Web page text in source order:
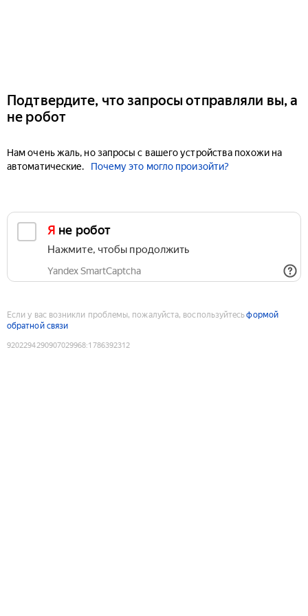
Подтвердите, что запросы отправляли вы, а
не робот
Нам очень жаль, но запросы с вашего устройства похожи на
автоматические.
Почему это могло произойти?
Я не робот
Нажмите, чтобы продолжить
Yandex SmartCaptcha
Если у вас возникли проблемы, пожалуйста, воспользуйтесьформой
обратной связи
9202294290907029968:1786392312